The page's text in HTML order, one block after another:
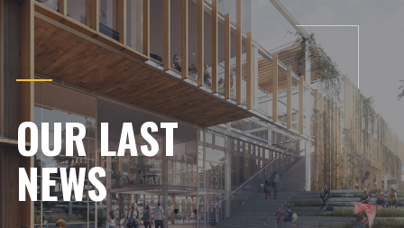
OUR LAST
NEWS